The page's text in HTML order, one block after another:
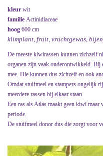
kleur wit
familie Actinidiaceae
hoog 600 cm
klimplant, fruit, vruchtgewas,
De meeste kiwirassen kunnen zichzelf
organen zijn vaak onderontwikkeld. Bij
mee. Die kunnen dus zichzelf en ook
Omdat stuifmeel en stampers ongelijk
meerdere rassen bij elkaar staan
Een ras als Atlas maakt geen kiwi maar
periode.
De stuifmeel donor dus die zorgt voor